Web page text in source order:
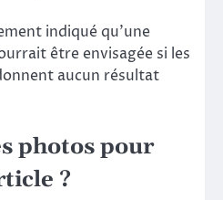
indiqué qu’une
être envisagée si les
aucun résultat
photos pour
?